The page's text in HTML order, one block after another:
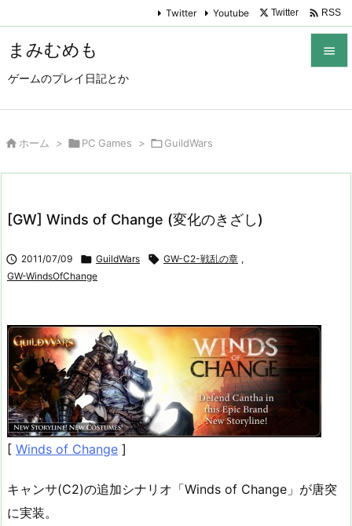
まみむめも
ゲームのプレイ日記とか

Twitter Youtube Twitter  RSS
 ホーム > PC Games > GuildWars
[GW] Winds of Change (変化のきざし)
 2011/07/09  GuildWars  GW-C2-戦乱の章 ,
GW-WindsOfChange
[ Winds of Change ]
キャンサ(C2)の追加シナリオ「Winds of Change」が唐突
に実装。